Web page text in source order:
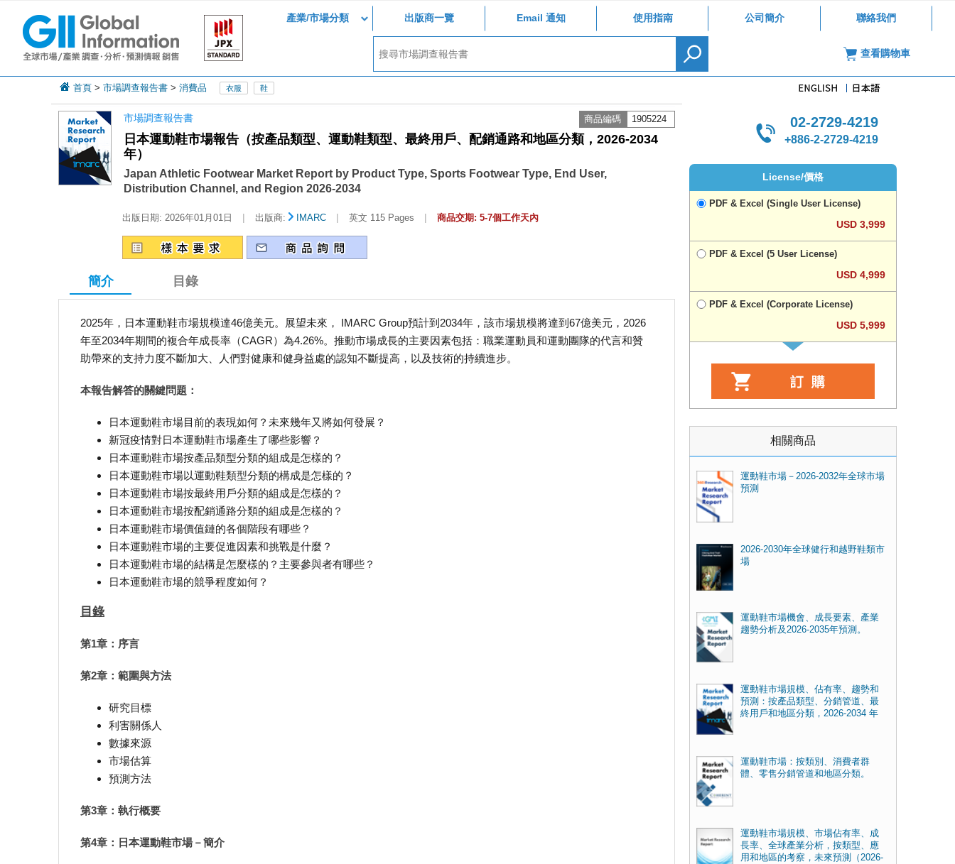
產業/市場分類 出版商一覽 Email 通知 使用指南 公司簡介 聯絡我們
查看購物車
首頁 > 市場調查報告書 > 消費品 衣服 鞋
市場調查報告書 商品編碼 1905224
日本運動鞋市場報告（按產品類型、運動鞋類型、最終用戶、配銷通路和地區分類，2026-2034
年）
Japan Athletic Footwear Market Report by Product Type, Sports Footwear Type, End User,
Distribution Channel, and Region 2026-2034
出版日期: 2026年01月01日 | 出版商: IMARC | 英文 115 Pages | 商品交期: 5-7個工作天內
簡介 目錄
2025年，日本運動鞋市場規模達46億美元。展望未來， IMARC Group預計到2034年，該市場規模將達到67億美元，2026
年至2034年期間的複合年成長率（CAGR）為4.26%。推動市場成長的主要因素包括：職業運動員和運動團隊的代言和贊
助帶來的支持力度不斷加大、人們對健康和健身益處的認知不斷提高，以及技術的持續進步。
本報告解答的關鍵問題：
日本運動鞋市場目前的表現如何？未來幾年又將如何發展？
新冠疫情對日本運動鞋市場產生了哪些影響？
日本運動鞋市場按產品類型分類的組成是怎樣的？
日本運動鞋市場以運動鞋類型分類的構成是怎樣的？
日本運動鞋市場按最終用戶分類的組成是怎樣的？
日本運動鞋市場按配銷通路分類的組成是怎樣的？
日本運動鞋市場價值鏈的各個階段有哪些？
日本運動鞋市場的主要促進因素和挑戰是什麼？
日本運動鞋市場的結構是怎麼樣的？主要參與者有哪些？
日本運動鞋市場的競爭程度如何？
目錄
第1章：序言
第2章：範圍與方法
研究目標
利害關係人
數據來源
市場估算
預測方法
第3章：執行概要
第4章：日本運動鞋市場－簡介
02-2729-4219
+886-2-2729-4219
License/價格
PDF & Excel (Single User License)
USD 3,999
PDF & Excel (5 User License)
USD 4,999
PDF & Excel (Corporate License)
USD 5,999
相關商品
運動鞋市場－2026-2032年全球市場
預測
2026-2030年全球健行和越野鞋類市
場
運動鞋市場機會、成長要素、產業
趨勢分析及2026-2035年預測。
運動鞋市場規模、佔有率、趨勢和
預測：按產品類型、分銷管道、最
終用戶和地區分類，2026-2034 年
運動鞋市場：按類別、消費者群
體、零售分銷管道和地區分類。
運動鞋市場規模、市場佔有率、成
長率、全球產業分析，按類型、應
用和地區的考察，未來預測（2026-